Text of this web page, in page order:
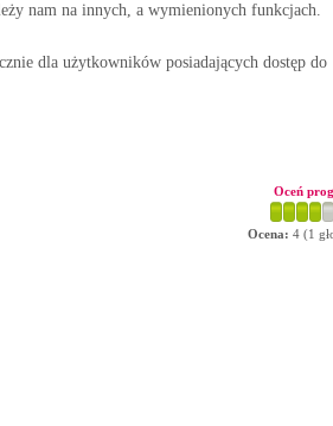
nam na innych, a wymienionych funkcjach.
dla użytkowników posiadających dostęp do
Oceń
Ocena: 4 (1